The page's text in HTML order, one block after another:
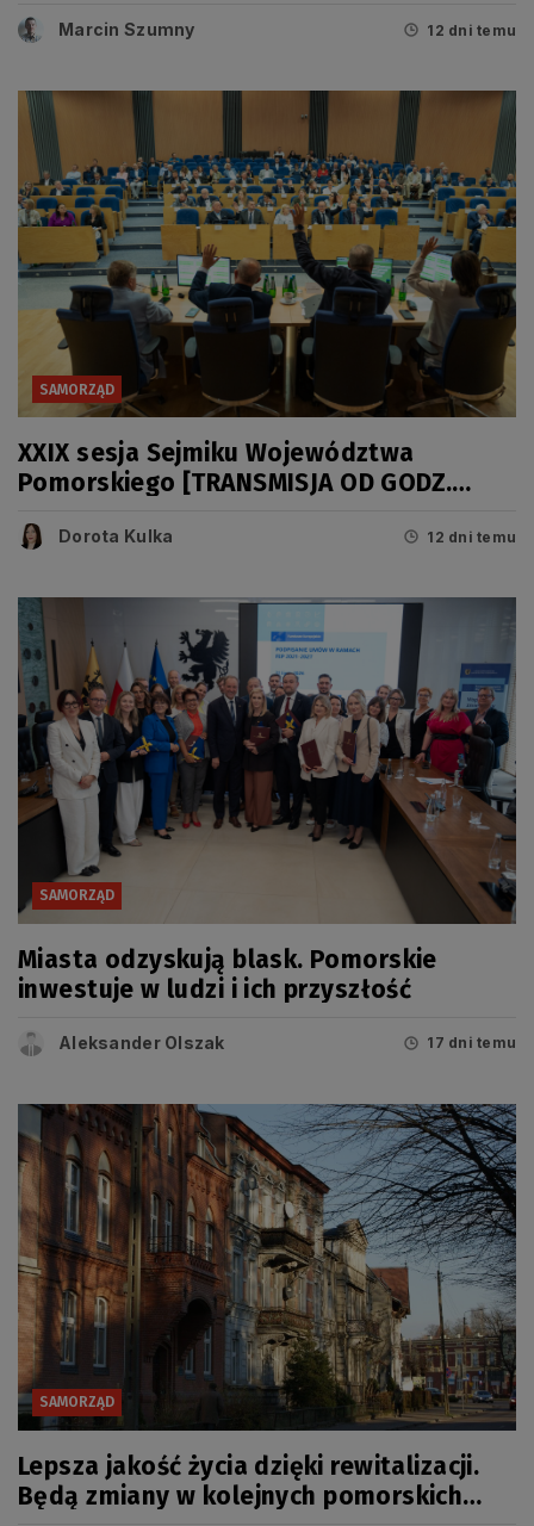
Marcin Szumny 12 dni temu
SAMORZĄD
XXIX sesja Sejmiku Województwa
Pomorskiego [TRANSMISJA OD GODZ.
Dorota Kulka 12 dni temu
SAMORZĄD
Miasta odzyskują blask. Pomorskie
inwestuje w ludzi i ich przyszłość
Aleksander Olszak 17 dni temu
SAMORZĄD
Lepsza jakość życia dzięki rewitalizacji.
Będą zmiany w kolejnych pomorskich